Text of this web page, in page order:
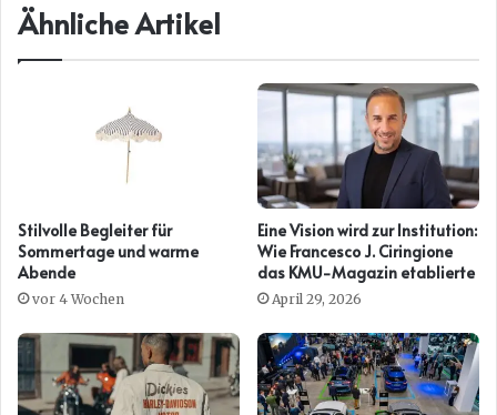
Ähnliche Artikel
Stilvolle Begleiter für
Sommertage und warme
Abende
vor 4 Wochen
Eine Vision wird zur Institution:
Wie Francesco J. Ciringione
das KMU-Magazin etablierte
April 29, 2026